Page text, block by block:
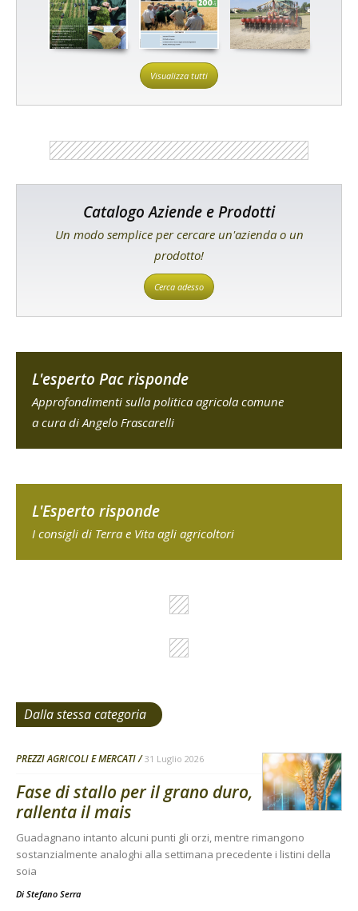
Visualizza tutti
Catalogo Aziende e Prodotti
Un modo semplice per cercare un'azienda o un
prodotto!
Cerca adesso
L'esperto Pac risponde
Approfondimenti sulla politica agricola comune
a cura di Angelo Frascarelli
L'Esperto risponde
I consigli di Terra e Vita agli agricoltori
Dalla stessa categoria
PREZZI AGRICOLI E MERCATI 31 Luglio 2026
Fase di stallo per il grano duro,
rallenta il mais
Guadagnano intanto alcuni punti gli orzi, mentre rimangono
sostanzialmente analoghi alla settimana precedente i listini della
soia
Di Stefano Serra